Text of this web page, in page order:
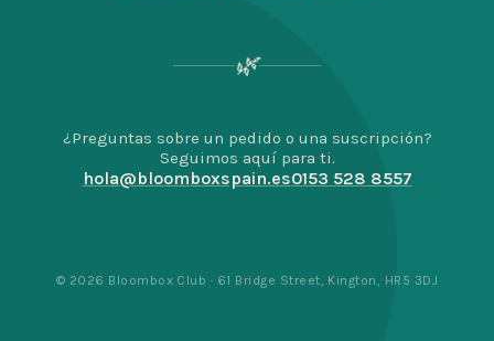
🌿
¿Preguntas sobre un pedido o una suscripción?
Seguimos aquí para ti.
hola@bloomboxspain.es0153 528 8557
© 2026 Bloombox Club · 61 Bridge Street, Kington, HR5 3DJ